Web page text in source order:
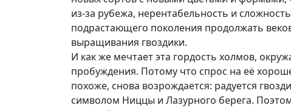
из-за рубежа, нерентабельность и
подрастающего поколения продолжать
выращивания гвоздики.
И как же мечтает эта гордость холмов,
пробуждения. Потому что спрос на её
похоже, снова возрождается: радуется
символом Ниццы и Лазурного берега.